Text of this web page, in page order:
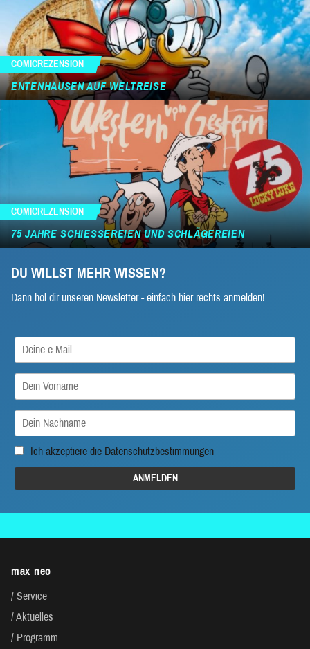
COMICREZENSION
ENTENHAUSEN AUF WELTREISE
COMICREZENSION
75 JAHRE SCHIESSEREIEN UND SCHLÄGEREIEN
DU WILLST MEHR WISSEN?
Dann hol dir unseren Newsletter - einfach hier rechts anmelden!
Ich akzeptiere die Datenschutzbestimmungen
max neo
Service
Aktuelles
Programm